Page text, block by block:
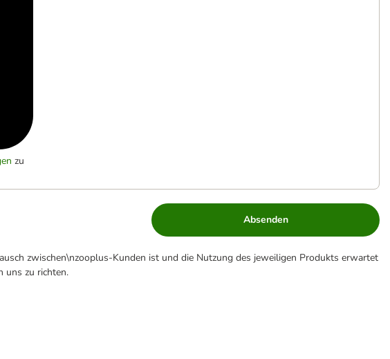
zu
Absenden
zwischen\nzooplus-Kunden ist und die Nutzung des jeweiligen Produkts erwartet
uns zu richten.